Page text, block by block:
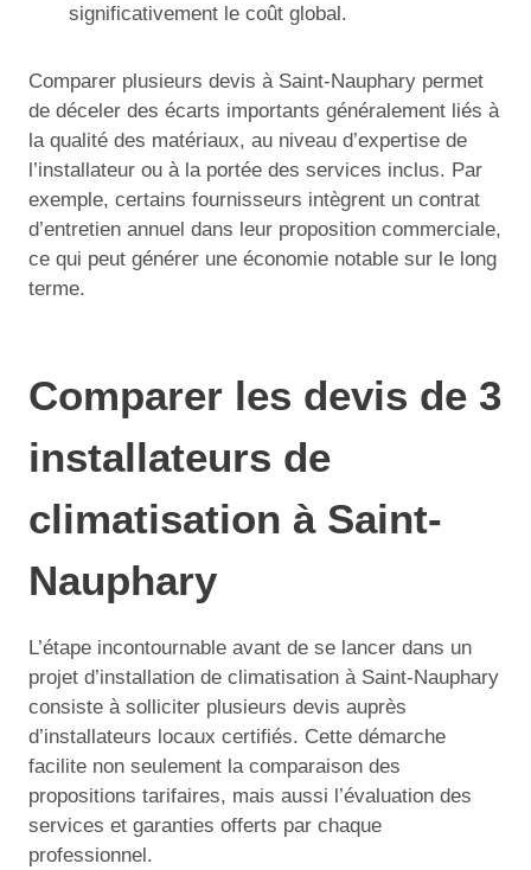
significativement le coût global.
Comparer plusieurs devis à Saint-Nauphary permet
de déceler des écarts importants généralement liés à
la qualité des matériaux, au niveau d’expertise de
l’installateur ou à la portée des services inclus. Par
exemple, certains fournisseurs intègrent un contrat
d’entretien annuel dans leur proposition commerciale,
ce qui peut générer une économie notable sur le long
terme.
Comparer les devis de 3
installateurs de
climatisation à Saint-
Nauphary
L’étape incontournable avant de se lancer dans un
projet d’installation de climatisation à Saint-Nauphary
consiste à solliciter plusieurs devis auprès
d’installateurs locaux certifiés. Cette démarche
facilite non seulement la comparaison des
propositions tarifaires, mais aussi l’évaluation des
services et garanties offerts par chaque
professionnel.